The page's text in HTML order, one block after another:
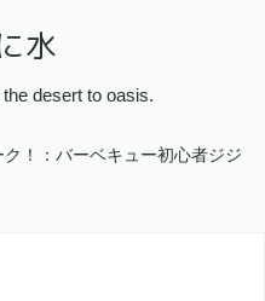
水
desert to oasis.
ク！：バーベキュー初心者ジジ